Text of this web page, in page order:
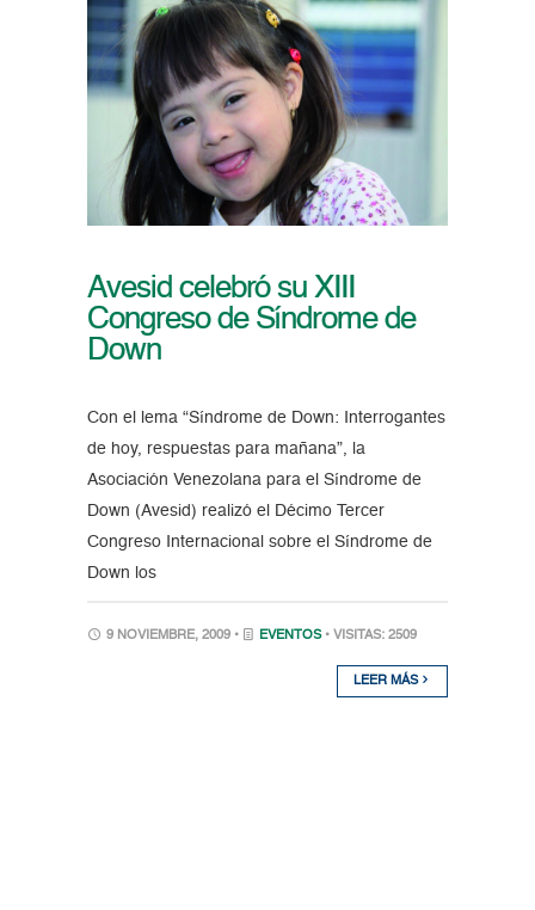
Avesid celebró su XIII
Congreso de Síndrome de
Down
Con el lema “Síndrome de Down: Interrogantes
de hoy, respuestas para mañana”, la
Asociación Venezolana para el Síndrome de
Down (Avesid) realizó el Décimo Tercer
Congreso Internacional sobre el Síndrome de
Down los
9 NOVIEMBRE, 2009 • EVENTOS • VISITAS: 2509
LEER MÁS